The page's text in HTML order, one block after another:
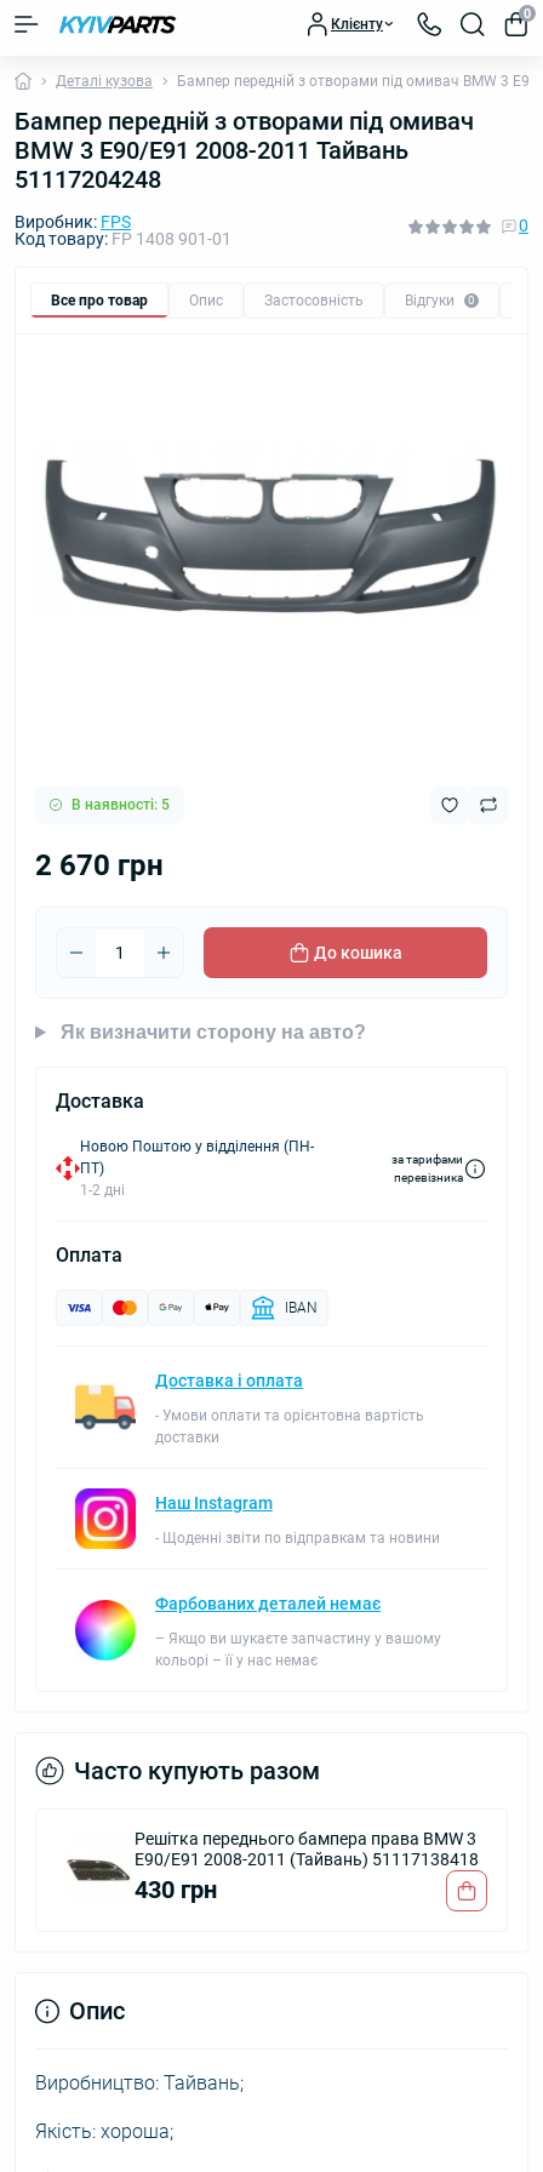
Клієнту
0
Деталі кузова Бампер передній з отворами під омивач BMW 3
Бампер передній з отворами під омивач
BMW 3 E90/E91 2008-2011 Тайвань
51117204248
Виробник: FPS
Код товару: FP 1408 901-01
0
Все про товар Опис Застосовність Відгуки 0
В наявності: 5
2 670 грн
До кошика
Як визначити сторону на авто?
Доставка
Новою Поштою у відділення (ПН-
ПТ)
1-2 дні
за тарифами
перевізника
Оплата
IBAN
Доставка і оплата
- Умови оплати та орієнтовна вартість
доставки
Наш Instagram
- Щоденні звіти по відправкам та новини
Фарбованих деталей немає
– Якщо ви шукаєте запчастину у вашому
кольорі – її у нас немає
Часто купують разом
Решітка переднього бампера права BMW 3
E90/E91 2008-2011 (Тайвань) 51117138418
430 грн
Опис
Виробництво: Тайвань;
Якість: хороша;